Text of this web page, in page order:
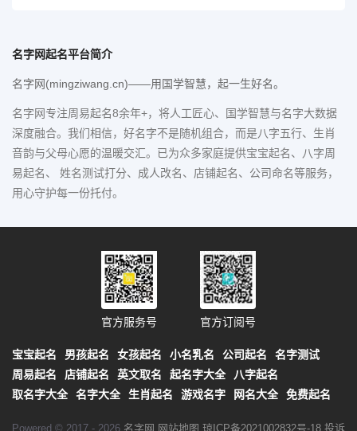
名字网起名平台简介
名字网(mingziwang.cn)——用国学智慧，起一生好名。
名字网专注周易起名8余年+，将人工匠心、国学智慧与名字大数据
深度融合。我们相信，好名字不是随机组合，而是八字五行、生肖
音韵与父母心愿的温暖交汇。已为众多家庭提供宝宝起名、八字周
易起名、 姓名测试打分、成人改名、店铺起名、公司命名等服务，
用心守护每一份托付。
官方服务号 官方订阅号
宝宝起名 男孩起名 女孩起名 小名乳名 公司起名
名字测试
周易起名
店铺起名 英文取名 起名字大全
八字起名
取名字大全
名字大全 生肖起名 游戏名字 网名大全 免费起名
Powered © 2017 - 2026 名字网 网站地图 琼ICP备2021002832号-18 投诉